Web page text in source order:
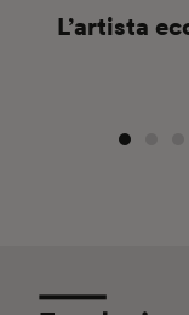
L’artista